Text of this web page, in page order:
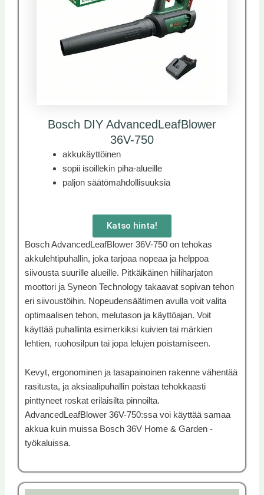
Bosch DIY AdvancedLeafBlower
36V-750
akkukäyttöinen
sopii isoillekin piha-alueille
paljon säätömahdollisuuksia
Katso hinta!
Bosch AdvancedLeafBlower 36V-750 on tehokas
akkulehtipuhallin, joka tarjoaa nopeaa ja helppoa
siivousta suurille alueille. Pitkäikäinen hiiliharjaton
moottori ja Syneon Technology takaavat sopivan tehon
eri siivoustöihin. Nopeudensäätimen avulla voit valita
optimaalisen tehon, melutason ja käyttöajan. Voit
käyttää puhallinta esimerkiksi kuivien tai märkien
lehtien, ruohosilpun tai jopa lelujen poistamiseen.
Kevyt, ergonominen ja tasapainoinen rakenne vähentää
rasitusta, ja aksiaalipuhallin poistaa tehokkaasti
pinttyneet roskat erilaisilta pinnoilta.
AdvancedLeafBlower 36V-750:ssa voi käyttää samaa
akkua kuin muissa Bosch 36V Home & Garden -
työkaluissa.